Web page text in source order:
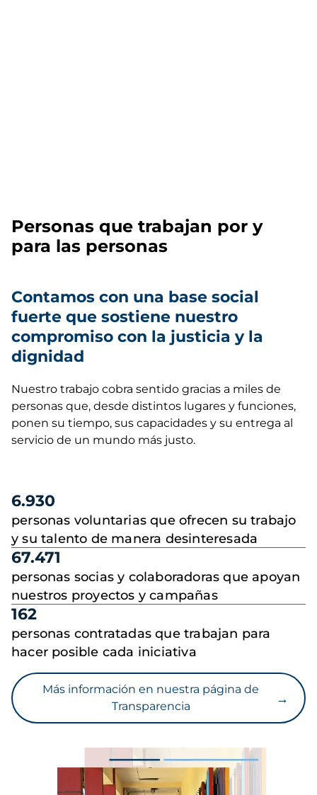
Personas que trabajan por y
para las personas
Contamos con una base social
fuerte que sostiene nuestro
compromiso con la justicia y la
dignidad
Nuestro trabajo cobra sentido gracias a miles de
personas que, desde distintos lugares y funciones,
ponen su tiempo, sus capacidades y su entrega al
servicio de un mundo más justo.
6.930
personas voluntarias que ofrecen su trabajo
y su talento de manera desinteresada
67.471
personas socias y colaboradoras que apoyan
nuestros proyectos y campañas
162
personas contratadas que trabajan para
hacer posible cada iniciativa
Más información en nuestra página de
Transparencia
→